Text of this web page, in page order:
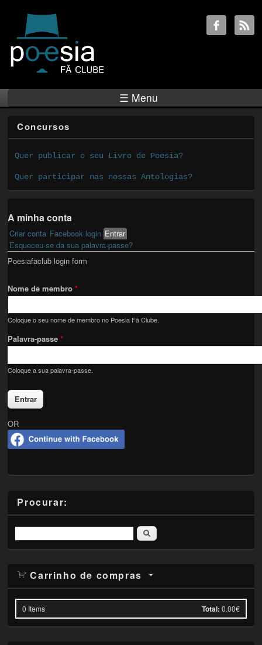
☰ Menu
Concursos
Quer publicar o seu Livro de Poesia?
Quer participar nas nossas Antologias?
A minha conta
Primary tabs
Criar conta Facebook login Entrar(active tab)
Esqueceu-se da sua palavra-passe?
Poesiafaclub login form
Nome de membro*
Coloque o seu nome de membro no Poesia Fã Clube.
Palavra-passe*
Coloque a sua palavra-passe.
OR
Procurar:
Pesquisar
Carrinho de compras
0 Items Total: 0.00€